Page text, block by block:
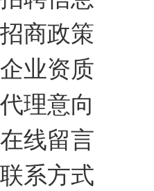
招商政策
企业资质
代理意向
在线留言
联系方式